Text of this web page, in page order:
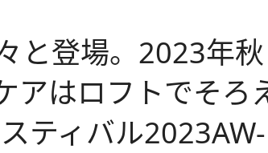
と登場。2023年秋
アはロフトでそろ
ティバル2023AW-